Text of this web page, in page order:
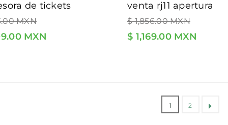
de tickets
más lector de
de barras blanco
- incluye 5 rollos
MXN
MXN
venta rj11 apertura
automática,
compartimientos de 8
monedas y 4 billetes
$ 1,856.00 MXN
$ 1,169.00 MXN
Precio
habitual
1 2